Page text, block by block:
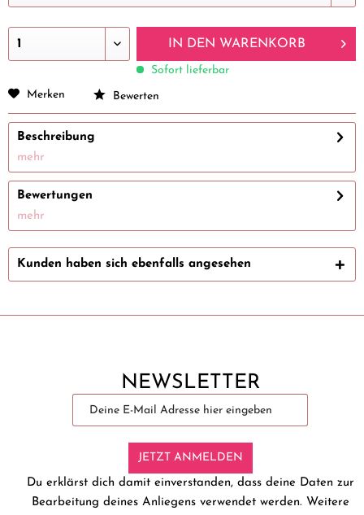
IN DEN WARENKORB
Sofort lieferbar
Merken
Bewerten
Beschreibung
mehr
Bewertungen
mehr
Kunden haben sich ebenfalls angesehen
NEWSLETTER
JETZT ANMELDEN
Du erklärst dich damit einverstanden, dass deine Daten zur
Bearbeitung deines Anliegens verwendet werden. Weitere